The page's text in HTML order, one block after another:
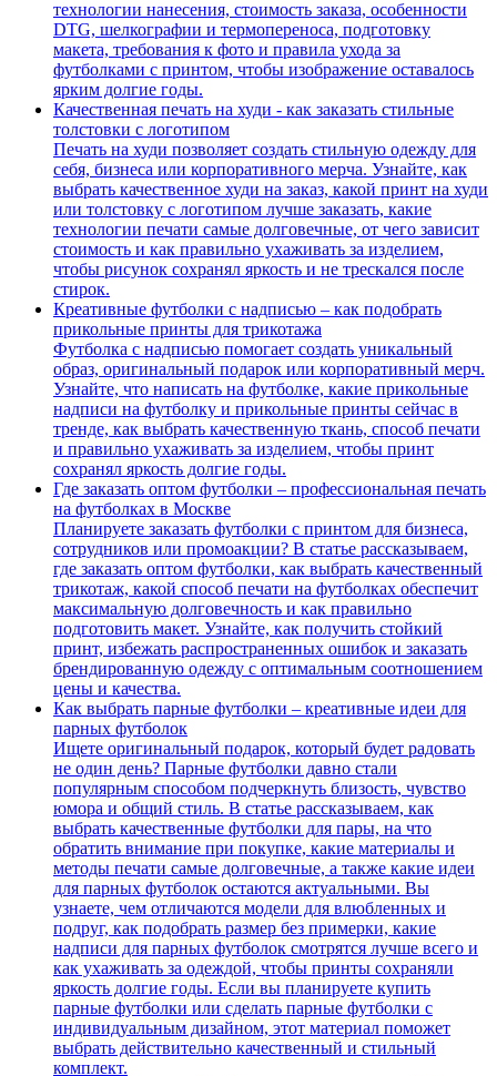
технологии нанесения, стоимость заказа, особенности
DTG, шелкографии и термопереноса, подготовку
макета, требования к фото и правила ухода за
футболками с принтом, чтобы изображение оставалось
ярким долгие годы.
Качественная печать на худи - как заказать стильные
толстовки с логотипом
Печать на худи позволяет создать стильную одежду для
себя, бизнеса или корпоративного мерча. Узнайте, как
выбрать качественное худи на заказ, какой принт на худи
или толстовку с логотипом лучше заказать, какие
технологии печати самые долговечные, от чего зависит
стоимость и как правильно ухаживать за изделием,
чтобы рисунок сохранял яркость и не трескался после
стирок.
Креативные футболки с надписью – как подобрать
прикольные принты для трикотажа
Футболка с надписью помогает создать уникальный
образ, оригинальный подарок или корпоративный мерч.
Узнайте, что написать на футболке, какие прикольные
надписи на футболку и прикольные принты сейчас в
тренде, как выбрать качественную ткань, способ печати
и правильно ухаживать за изделием, чтобы принт
сохранял яркость долгие годы.
Где заказать оптом футболки – профессиональная печать
на футболках в Москве
Планируете заказать футболки с принтом для бизнеса,
сотрудников или промоакции? В статье рассказываем,
где заказать оптом футболки, как выбрать качественный
трикотаж, какой способ печати на футболках обеспечит
максимальную долговечность и как правильно
подготовить макет. Узнайте, как получить стойкий
принт, избежать распространенных ошибок и заказать
брендированную одежду с оптимальным соотношением
цены и качества.
Как выбрать парные футболки – креативные идеи для
парных футболок
Ищете оригинальный подарок, который будет радовать
не один день? Парные футболки давно стали
популярным способом подчеркнуть близость, чувство
юмора и общий стиль. В статье рассказываем, как
выбрать качественные футболки для пары, на что
обратить внимание при покупке, какие материалы и
методы печати самые долговечные, а также какие идеи
для парных футболок остаются актуальными. Вы
узнаете, чем отличаются модели для влюбленных и
подруг, как подобрать размер без примерки, какие
надписи для парных футболок смотрятся лучше всего и
как ухаживать за одеждой, чтобы принты сохраняли
яркость долгие годы. Если вы планируете купить
парные футболки или сделать парные футболки с
индивидуальным дизайном, этот материал поможет
выбрать действительно качественный и стильный
комплект.